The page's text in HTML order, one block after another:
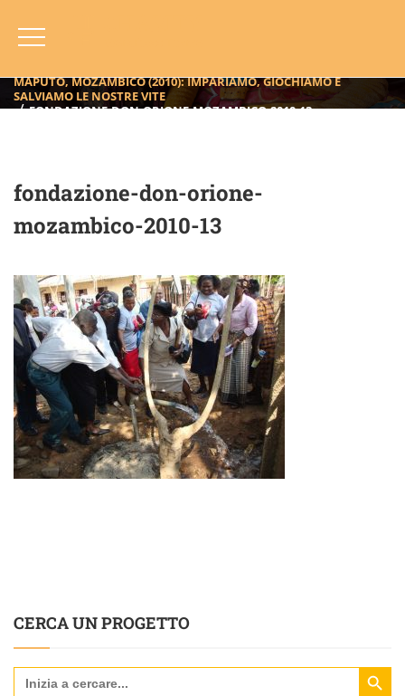
Mozambico-2010-13
MAPUTO, MOZAMBICO (2010): IMPARIAMO, GIOCHIAMO E
SALVIAMO LE NOSTRE VITE
FONDAZIONE-DON-ORIONE-MOZAMBICO-2010-13
fondazione-don-orione-
mozambico-2010-13
CERCA UN PROGETTO
Search
for:
Search